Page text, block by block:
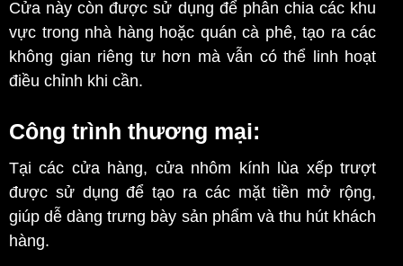
Cửa này còn được sử dụng để phân chia các khu
vực trong nhà hàng hoặc quán cà phê, tạo ra các
không gian riêng tư hơn mà vẫn có thể linh hoạt
điều chỉnh khi cần.
Công trình thương mại:
Tại các cửa hàng, cửa nhôm kính lùa xếp trượt
được sử dụng để tạo ra các mặt tiền mở rộng,
giúp dễ dàng trưng bày sản phẩm và thu hút khách
hàng.